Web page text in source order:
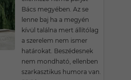
Bács megyében. Az se
lenne baj ha a megyén
kívül találna mert állítólag
a szerelem nem ismer
határokat. Beszédesnek
nem mondható, ellenben
szarkasztikus humora van.